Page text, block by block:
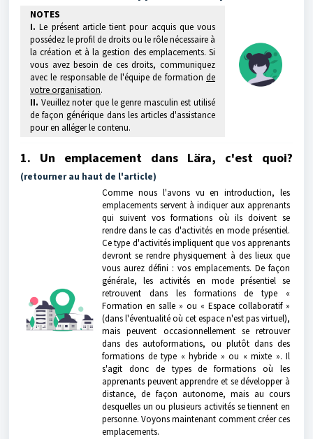
NOTES
I. Le présent article tient pour acquis que vous
possédez le profil de droits ou le rôle nécessaire à
la création et à la gestion des emplacements. Si
vous avez besoin de ces droits, communiquez
avec le responsable de l'équipe de formation de
votre organisation.
II. Veuillez noter que le genre masculin est utilisé
de façon générique dans les articles d'assistance
pour en alléger le contenu.
1. Un emplacement dans Lära, c'est quoi?
(retourner au haut de l'article)
Comme nous l'avons vu en introduction, les
emplacements servent à indiquer aux apprenants
qui suivent vos formations où ils doivent se
rendre dans le cas d'activités en mode présentiel.
Ce type d'activités impliquent que vos apprenants
devront se rendre physiquement à des lieux que
vous aurez défini : vos emplacements. De façon
générale, les activités en mode présentiel se
retrouvent dans les formations de type «
Formation en salle » ou « Espace collaboratif »
(dans l'éventualité où cet espace n'est pas virtuel),
mais peuvent occasionnellement se retrouver
dans des autoformations, ou plutôt dans des
formations de type « hybride » ou « mixte ». Il
s'agit donc de types de formations où les
apprenants peuvent apprendre et se développer à
distance, de façon autonome, mais au cours
desquelles un ou plusieurs activités se tiennent en
personne. Voyons maintenant comment créer ces
emplacements.